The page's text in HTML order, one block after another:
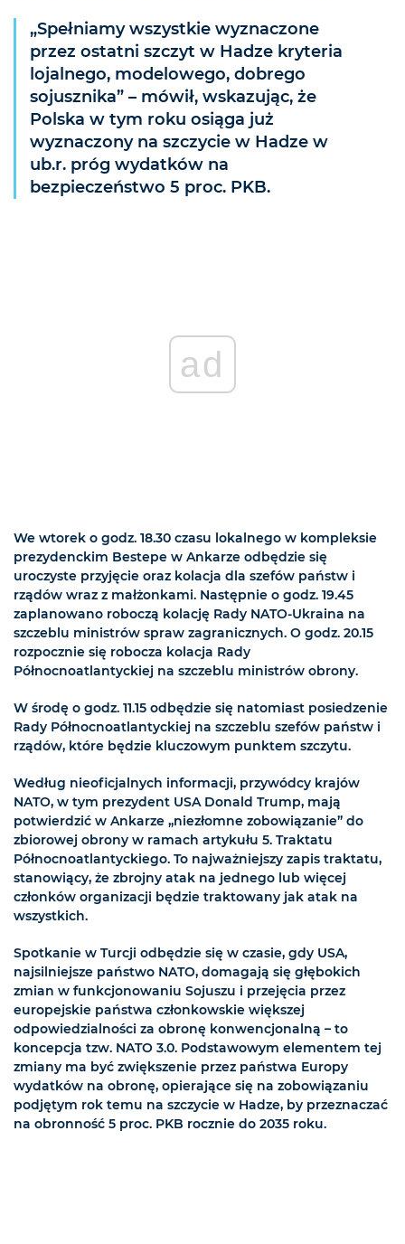
„Spełniamy wszystkie wyznaczone
przez ostatni szczyt w Hadze kryteria
lojalnego, modelowego, dobrego
sojusznika” – mówił, wskazując, że
Polska w tym roku osiąga już
wyznaczony na szczycie w Hadze w
ub.r. próg wydatków na
bezpieczeństwo 5 proc. PKB.
ad
We wtorek o godz. 18.30 czasu lokalnego w kompleksie
prezydenckim Bestepe w Ankarze odbędzie się
uroczyste przyjęcie oraz kolacja dla szefów państw i
rządów wraz z małżonkami. Następnie o godz. 19.45
zaplanowano roboczą kolację Rady NATO-Ukraina na
szczeblu ministrów spraw zagranicznych. O godz. 20.15
rozpocznie się robocza kolacja Rady
Północnoatlantyckiej na szczeblu ministrów obrony.
W środę o godz. 11.15 odbędzie się natomiast posiedzenie
Rady Północnoatlantyckiej na szczeblu szefów państw i
rządów, które będzie kluczowym punktem szczytu.
Według nieoficjalnych informacji, przywódcy krajów
NATO, w tym prezydent USA Donald Trump, mają
potwierdzić w Ankarze „niezłomne zobowiązanie” do
zbiorowej obrony w ramach artykułu 5. Traktatu
Północnoatlantyckiego. To najważniejszy zapis traktatu,
stanowiący, że zbrojny atak na jednego lub więcej
członków organizacji będzie traktowany jak atak na
wszystkich.
Spotkanie w Turcji odbędzie się w czasie, gdy USA,
najsilniejsze państwo NATO, domagają się głębokich
zmian w funkcjonowaniu Sojuszu i przejęcia przez
europejskie państwa członkowskie większej
odpowiedzialności za obronę konwencjonalną – to
koncepcja tzw. NATO 3.0. Podstawowym elementem tej
zmiany ma być zwiększenie przez państwa Europy
wydatków na obronę, opierające się na zobowiązaniu
podjętym rok temu na szczycie w Hadze, by przeznaczać
na obronność 5 proc. PKB rocznie do 2035 roku.